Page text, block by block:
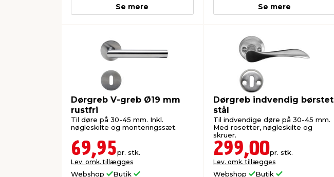
Se mere Se mere
Dørgreb V-greb Ø19 mm
rustfri
Til døre på 30-45 mm. Inkl.
nøgleskilte og monteringssæt.
69,95pr. stk.
Lev. omk. tillægges
Webshop Butik
Dørgreb indvendig børstet
stål
Til indvendige døre på 30-45 mm.
Med rosetter, nøgleskilte og
skruer.
299,00pr. stk.
Lev. omk. tillægges
Webshop Butik